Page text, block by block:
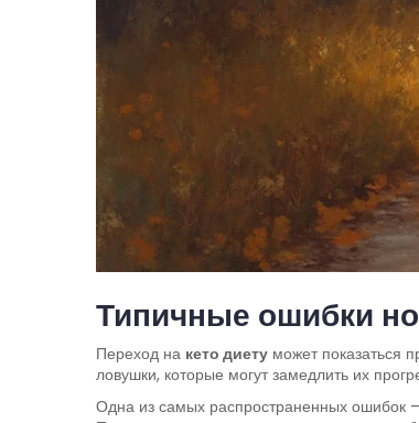
Типичные ошибки
Переход на кето диету может показаться
ловушки, которые могут замедлить их
Одна из самых распространенных ошибок